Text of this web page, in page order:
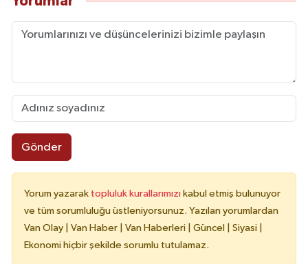
Gönder
Yorum yazarak topluluk kurallarımızı kabul etmiş bulunuyor
ve tüm sorumluluğu üstleniyorsunuz. Yazılan yorumlardan
Van Olay | Van Haber | Van Haberleri | Güncel | Siyasi |
Ekonomi hiçbir şekilde sorumlu tutulamaz.